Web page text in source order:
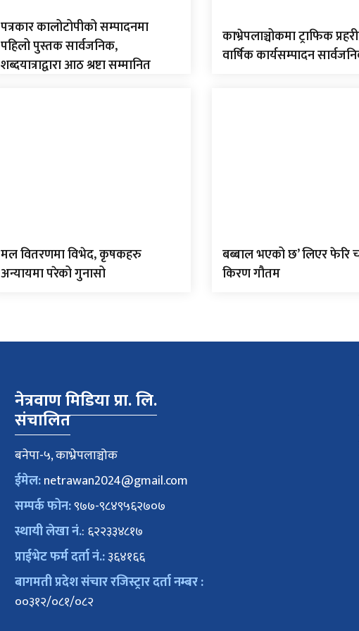
पत्रकार कालोटोपीको सम्पादनमा
पहिलो पुस्तक सार्वजनिक,
शब्दयात्राद्वारा आठ श्रष्टा सम्मानित
काभ्रेपलाञ्चोकमा ट्राफिक
वार्षिक कार्यसम्पादन
मल वितरणमा विभेद, कृषकहरु
अन्यायमा परेको गुनासो
बब्बाल भएको छ’ लिएर फेरि
किरण गौतम
नेत्रवाण मिडिया प्रा. लि.
संचालित
बनेपा-५, काभ्रेपलाञ्चोक
ईमेल:netrawan2024@gmail.com
सम्पर्क फोन:९७७-९८४९५६२७०७
स्थायी लेखा नं.: ६२२३३४८१७
प्राईभेट फर्म दर्ता नं.:३६४१६६
बागमती प्रदेश संचार रजिस्ट्रार दर्ता नम्बर :
००३१२/०८१/०८२